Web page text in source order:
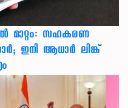
മാറ്റം: സഹകരണ
ഇനി ആധാർ ലിങ്ക്